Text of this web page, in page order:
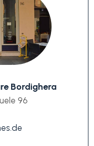
Bordighera
96